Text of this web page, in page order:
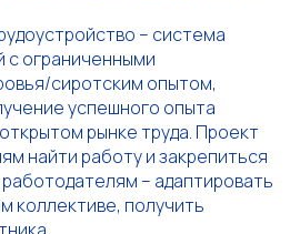
– система
с ограниченными
сиротским опытом,
успешного опыта
рынке труда. Проект
найти работу и закрепиться
– адаптировать
коллективе, получить